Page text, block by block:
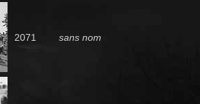
2071 sans nom